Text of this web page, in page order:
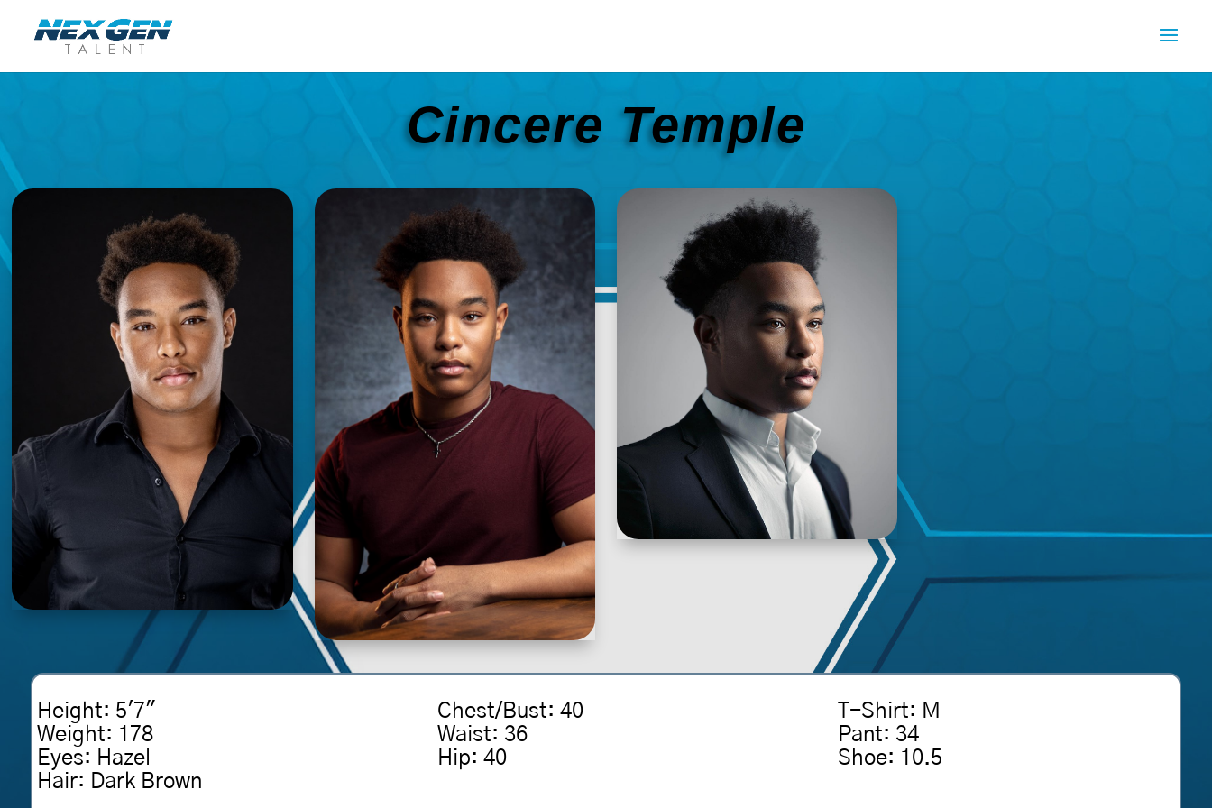
Cincere Temple
Height: 5'7"
Weight: 178
Eyes: Hazel
Hair: Dark Brown
Chest/Bust: 40
Waist: 36
Hip: 40
T-Shirt: M
Pant: 34
Shoe: 10.5